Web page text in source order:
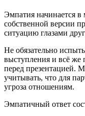
Эмпатия начинается
собственной версии
ситуацию глазами
Не обязательно
выступления и всё же
перед презентацией.
учитывать, что для
угроза отношениям.
Эмпатичный ответ